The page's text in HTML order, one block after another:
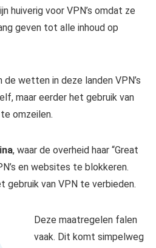
huiverig voor VPN’s omdat ze
geven tot alle inhoud op
wetten in deze landen VPN’s
maar eerder het gebruik van
omzeilen.
, waar de overheid haar “Great
en websites te blokkeren.
gebruik van VPN te verbieden.
Deze maatregelen falen
vaak. Dit komt simpelweg